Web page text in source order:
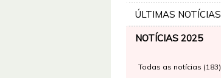
ÚLTIMAS NOTÍCIAS
NOTÍCIAS 2025
Todas as notícias (183)